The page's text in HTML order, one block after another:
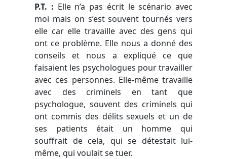
P.T. : Elle n’a pas écrit le scénario avec
moi mais on s’est souvent tournés vers
elle car elle travaille avec des gens qui
ont ce problème. Elle nous a donné des
conseils et nous a expliqué ce que
faisaient les psychologues pour travailler
avec ces personnes. Elle-même travaille
avec des criminels en tant que
psychologue, souvent des criminels qui
ont commis des délits sexuels et un de
ses patients était un homme qui
souffrait de cela, qui se détestait lui-
même, qui voulait se tuer.